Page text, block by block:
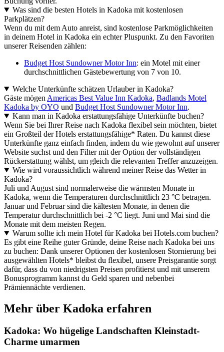
Was sind die besten Hotels in Kadoka mit kostenlosen
Parkplätzen?
Wenn du mit dem Auto anreist, sind kostenlose Parkmöglichkeiten
in deinem Hotel in Kadoka ein echter Pluspunkt. Zu den Favoriten
unserer Reisenden zählen:
Budget Host Sundowner Motor Inn: ein Motel mit einer
durchschnittlichen Gästebewertung von 7 von 10.
Welche Unterkünfte schätzen Urlauber in Kadoka?
Gäste mögen Americas Best Value Inn Kadoka, Badlands Motel
Kadoka by OYO und Budget Host Sundowner Motor Inn.
Kann man in Kadoka erstattungsfähige Unterkünfte buchen?
Wenn Sie bei Ihrer Reise nach Kadoka flexibel sein möchten, bietet
ein Großteil der Hotels erstattungsfähige* Raten. Du kannst diese
Unterkünfte ganz einfach finden, indem du wie gewohnt auf unserer
Website suchst und den Filter mit der Option der vollständigen
Rückerstattung wählst, um gleich die relevanten Treffer anzuzeigen.
Wie wird voraussichtlich während meiner Reise das Wetter in
Kadoka?
Juli und August sind normalerweise die wärmsten Monate in
Kadoka, wenn die Temperaturen durchschnittlich 23 °C betragen.
Januar und Februar sind die kältesten Monate, in denen die
Temperatur durchschnittlich bei -2 °C liegt. Juni und Mai sind die
Monate mit dem meisten Regen.
Warum sollte ich mein Hotel für Kadoka bei Hotels.com buchen?
Es gibt eine Reihe guter Gründe, deine Reise nach Kadoka bei uns
zu buchen: Dank unserer Optionen der kostenlosen Stornierung bei
ausgewählten Hotels* bleibst du flexibel, unsere Preisgarantie sorgt
dafür, dass du von niedrigsten Preisen profitierst und mit unserem
Bonusprogramm kannst du Geld sparen und nebenbei
Prämiennächte verdienen.
Mehr über Kadoka erfahren
Kadoka: Wo hügelige Landschaften Kleinstadt-
Charme umarmen